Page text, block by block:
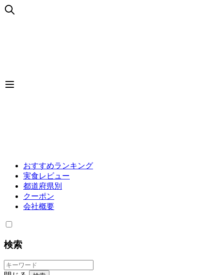
おすすめランキング
実食レビュー
都道府県別
クーポン
会社概要
検索